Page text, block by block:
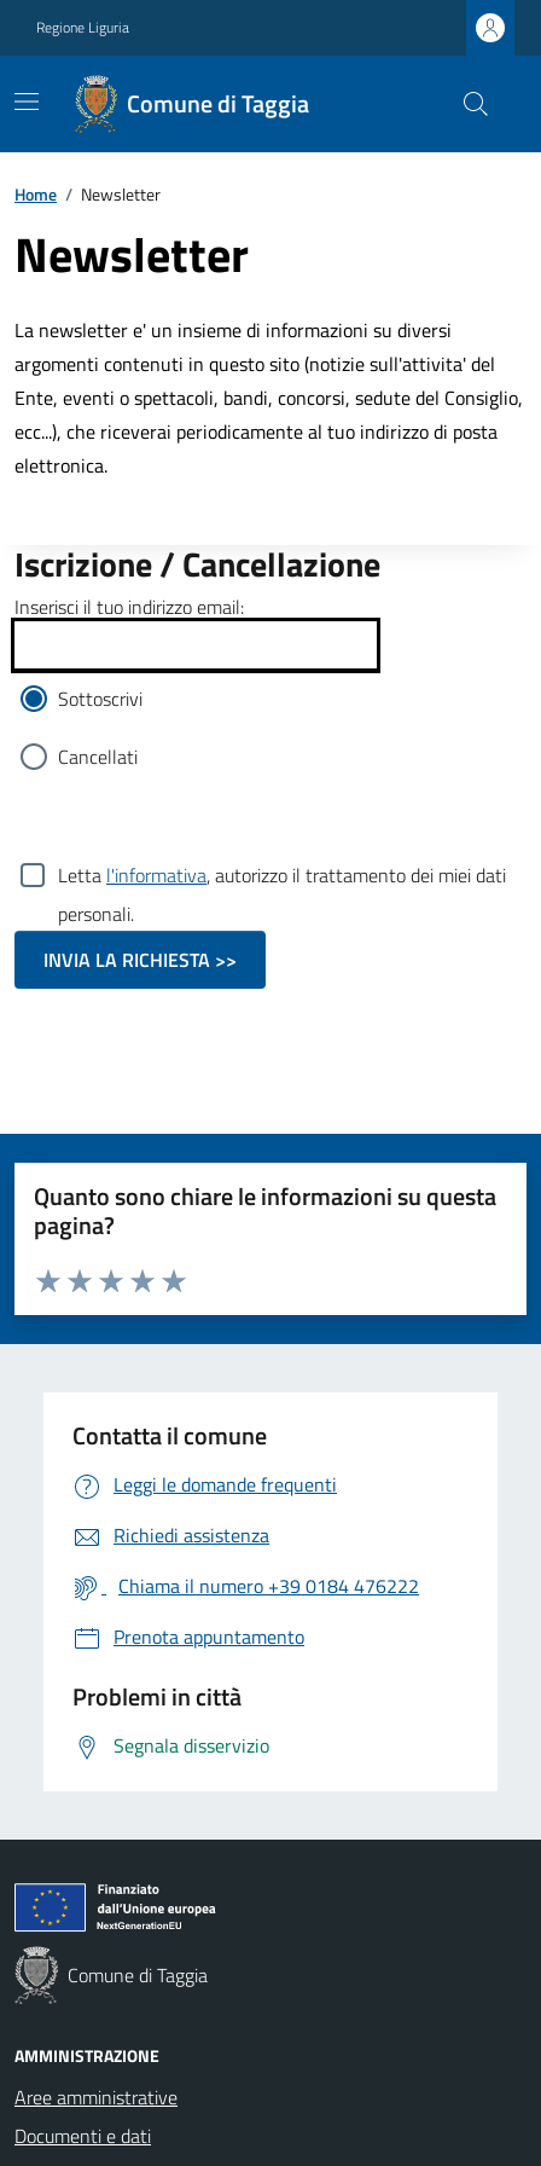
Regione Liguria
Comune di Taggia
Home / Newsletter
Newsletter
La newsletter e' un insieme di informazioni su diversi
argomenti contenuti in questo sito (notizie sull'attivita' del
Ente, eventi o spettacoli, bandi, concorsi, sedute del Consiglio,
ecc...), che riceverai periodicamente al tuo indirizzo di posta
elettronica.
Iscrizione / Cancellazione
Inserisci il tuo indirizzo email:
Sottoscrivi
Cancellati
Letta l'informativa, autorizzo il trattamento dei miei dati
personali.
Quanto sono chiare le informazioni su questa
pagina?
Valuta da 1 a 5 stelle la pagina
Valuta 5 stelle su 5
Valuta 4 stelle su 5
Valuta 3 stelle su 5
Valuta 2 stelle su 5
Valuta 1 stelle su 5
Contatta il comune
Leggi le domande frequenti
Richiedi assistenza
Chiama il numero +39 0184 476222
Prenota appuntamento
Problemi in città
Segnala disservizio
Comune di Taggia
AMMINISTRAZIONE
Aree amministrative
Documenti e dati